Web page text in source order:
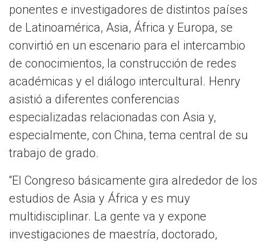
ponentes e investigadores de distintos países
de Latinoamérica, Asia, África y Europa, se
convirtió en un escenario para el intercambio
de conocimientos, la construcción de redes
académicas y el diálogo intercultural. Henry
asistió a diferentes conferencias
especializadas relacionadas con Asia y,
especialmente, con China, tema central de su
trabajo de grado.
“El Congreso básicamente gira alrededor de los
estudios de Asia y África y es muy
multidisciplinar. La gente va y expone
investigaciones de maestría, doctorado,